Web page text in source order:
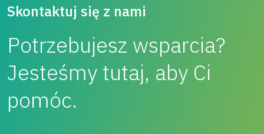
Skontaktuj się z nami
Potrzebujesz wsparcia?
Jesteśmy tutaj, aby Ci
pomóc.